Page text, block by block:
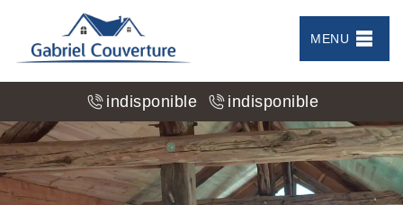
MENU
indisponible indisponible